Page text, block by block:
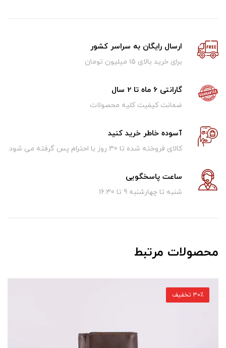
ارسال رایگان به سراسر کشور
برای خرید بالای ۱5 میلیون تومان
گارانتی 6 ماه تا 2 سال
ضمانت کیفیت کلیه محصولات
آسوده خاطر خرید کنید
کالای فروخته شده تا 30 روز با احترام پس گرفته می شود.
ساعت پاسخگویی
شنبه تا چهارشنبه 9 تا 16.30
محصولات مرتبط
30٪ تخفیف